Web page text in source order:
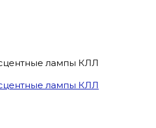
лампы КЛЛ
лампы КЛЛ